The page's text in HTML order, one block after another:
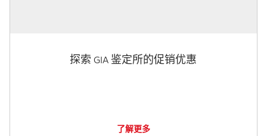
探索 GIA 鉴定所的促销优惠
了解更多